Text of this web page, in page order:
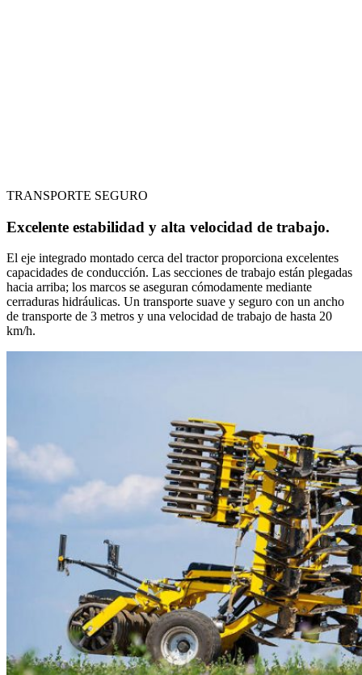
TRANSPORTE SEGURO
Excelente estabilidad y alta velocidad de trabajo.
El eje integrado montado cerca del tractor proporciona excelentes
capacidades de conducción. Las secciones de trabajo están plegadas
hacia arriba; los marcos se aseguran cómodamente mediante
cerraduras hidráulicas. Un transporte suave y seguro con un ancho
de transporte de 3 metros y una velocidad de trabajo de hasta 20
km/h.